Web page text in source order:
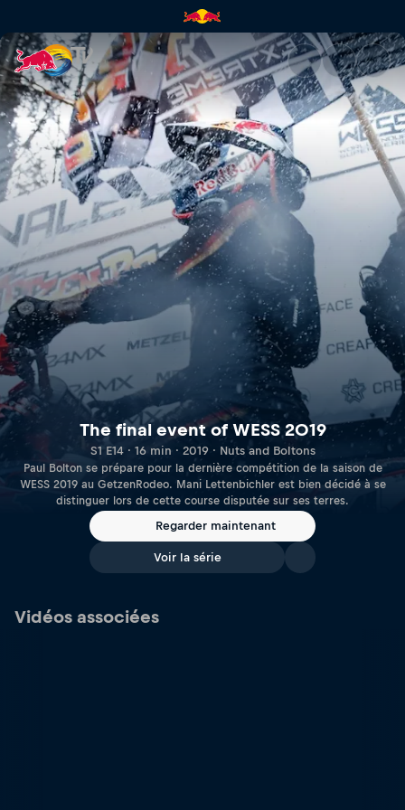
The final event of WESS
The final event of WESS 2019
S1 E14 · 16 min · 2019 · Nuts and Boltons
Paul Bolton se prépare pour la dernière compétition de la saison de
WESS 2019 au GetzenRodeo. Mani Lettenbichler est bien décidé à se
distinguer lors de cette course disputée sur ses terres.
Regarder maintenant
Voir la série
Vidéos associées